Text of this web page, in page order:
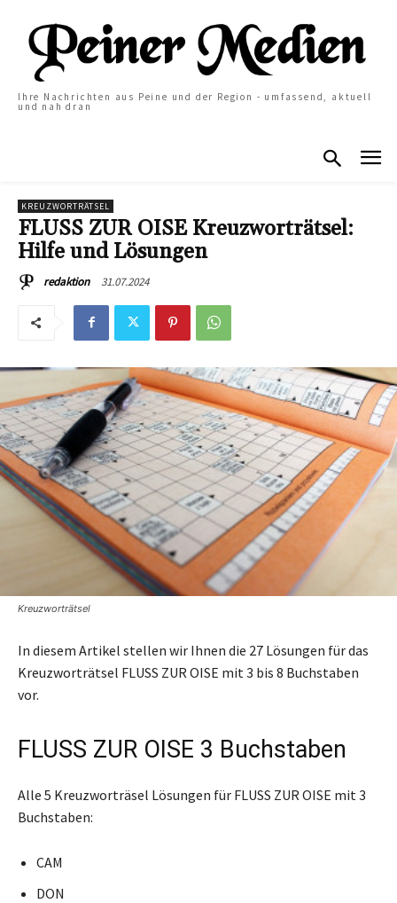
Ihre Nachrichten aus Peine und der Region - umfassend, aktuell
und nah dran
KREUZWORTRÄTSEL
FLUSS ZUR OISE Kreuzworträtsel:
Hilfe und Lösungen
redaktion 31.07.2024
Kreuzworträtsel
In diesem Artikel stellen wir Ihnen die 27 Lösungen für das
Kreuzworträtsel FLUSS ZUR OISE mit 3 bis 8 Buchstaben
vor.
FLUSS ZUR OISE 3 Buchstaben
Alle 5 Kreuzworträsel Lösungen für FLUSS ZUR OISE mit 3
Buchstaben:
CAM
DON